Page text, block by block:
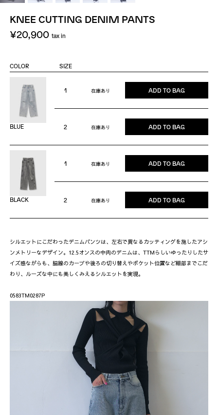
KNEE CUTTING DENIM PANTS
¥20,900 tax in
COLOR SIZE
BLUE
1 在庫あり ADD TO BAG
2 在庫あり ADD TO BAG
BLACK
1 在庫あり ADD TO BAG
2 在庫あり ADD TO BAG
シルエットにこだわったデニムパンツは、左右で異なるカッティングを施したアシ
ンメトリーなデザイン。12.5オンスの中肉のデニムは、TTMらしいゆったりしたサ
イズ感ながらも、脇線のカーブや後ろの切り替えやポケット位置など細部までこだ
わり、ルーズな中にも美しくみえるシルエットを実現。
0583TM0287P